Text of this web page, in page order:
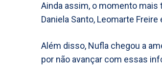
Ainda assim, o momento mais
Daniela Santo, Leomarte
Além disso, Nufla chegou a
por não avançar com essas